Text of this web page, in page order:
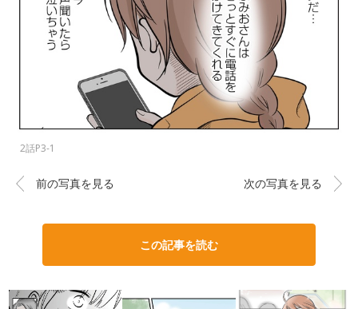
2話P3-1
前の写真を見る 次の写真を見る
この記事を読む